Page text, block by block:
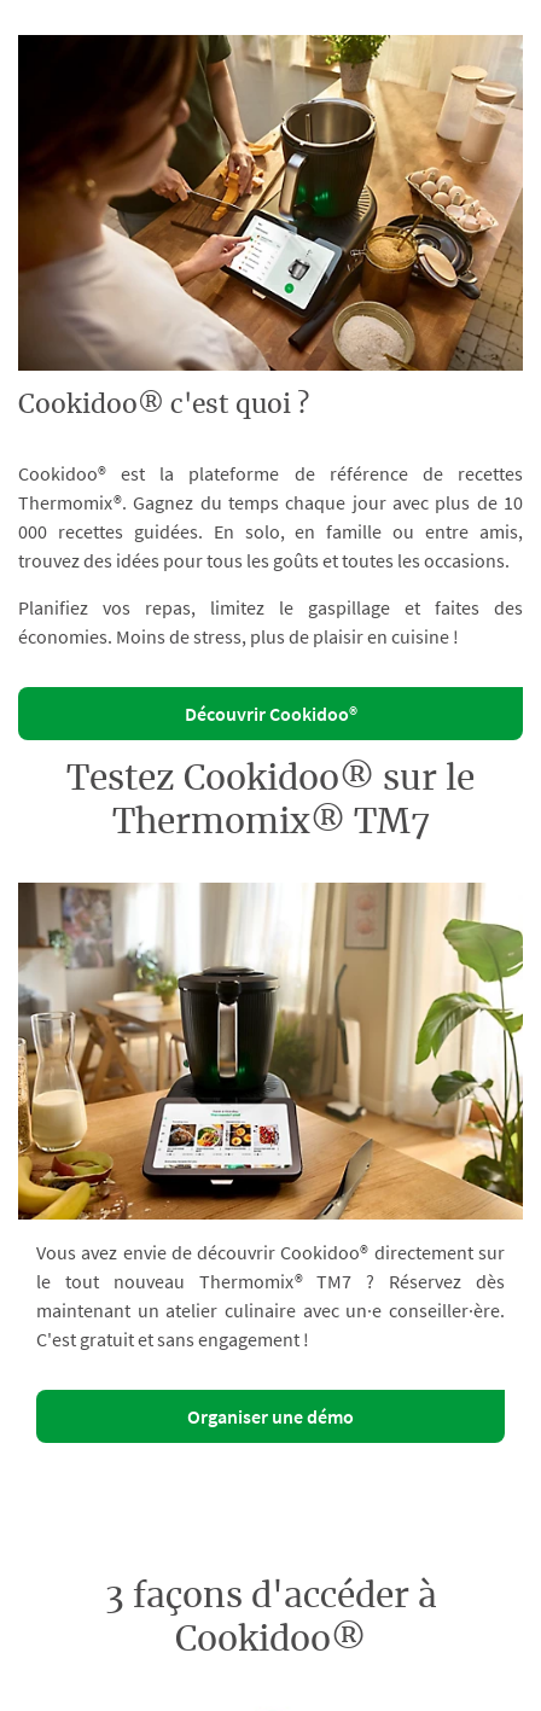
Cookidoo® c'est quoi ?
Cookidoo® est la plateforme de référence de recettes
Thermomix®. Gagnez du temps chaque jour avec plus de 10
000 recettes guidées. En solo, en famille ou entre amis,
trouvez des idées pour tous les goûts et toutes les occasions.
Planifiez vos repas, limitez le gaspillage et faites des
économies. Moins de stress, plus de plaisir en cuisine !
Découvrir Cookidoo®
Testez Cookidoo® sur le
Thermomix® TM7
Vous avez envie de découvrir Cookidoo® directement sur
le tout nouveau Thermomix® TM7 ? Réservez dès
maintenant un atelier culinaire avec un·e conseiller·ère.
C'est gratuit et sans engagement !
Organiser une démo
3 façons d'accéder à
Cookidoo®